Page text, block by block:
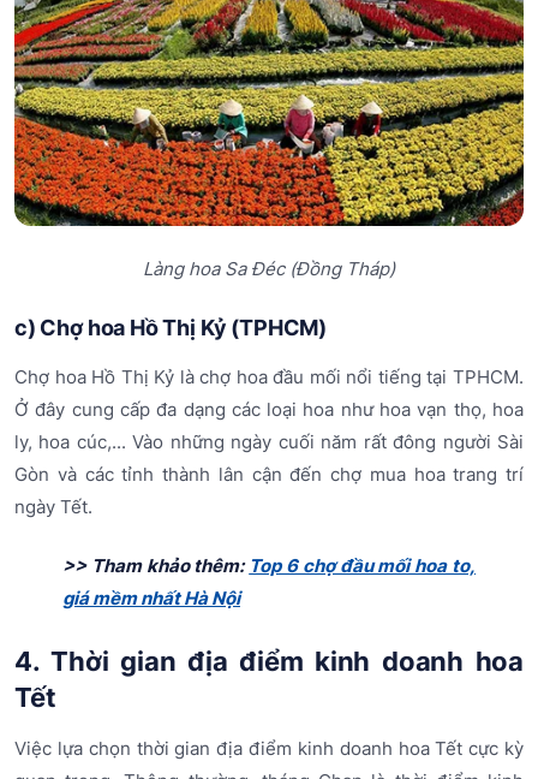
Làng hoa Sa Đéc (Đồng Tháp)
c) Chợ hoa Hồ Thị Kỷ (TPHCM)
Chợ hoa Hồ Thị Kỷ là chợ hoa đầu mối nổi tiếng tại TPHCM.
Ở đây cung cấp đa dạng các loại hoa như hoa vạn thọ, hoa
ly, hoa cúc,... Vào những ngày cuối năm rất đông người Sài
Gòn và các tỉnh thành lân cận đến chợ mua hoa trang trí
ngày Tết.
>> Tham khảo thêm: Top 6 chợ đầu mối hoa to,
giá mềm nhất Hà Nội
4. Thời gian địa điểm kinh doanh hoa
Tết
Việc lựa chọn thời gian địa điểm kinh doanh hoa Tết cực kỳ